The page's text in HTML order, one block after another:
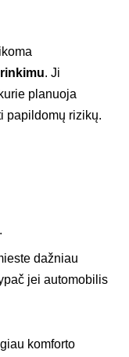
. Ji
planuoja
papildomų rizikų.
dažniau
jei automobilis
komforto